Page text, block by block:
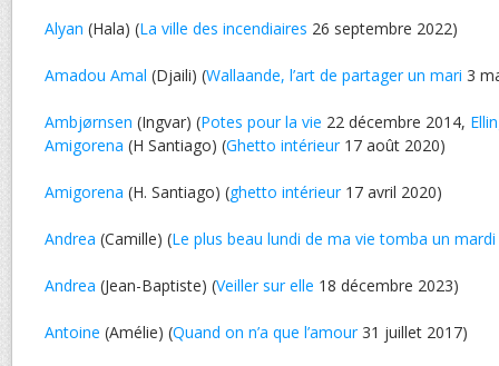
Alyan (Hala) (La ville des incendiaires 26 septembre 2022)
Amadou Amal (Djaili) (Wallaande, l’art de partager un mari 3
Ambjørnsen (Ingvar) (Potes pour la vie 22 décembre 2014,
Amigorena (H Santiago) (Ghetto intérieur17 août 2020)
Amigorena (H. Santiago) (ghetto intérieur17 avril 2020)
Andrea (Camille) (Le plus beau lundi de ma vie tomba un mardi
Andrea (Jean-Baptiste) (Veiller sur elle 18 décembre 2023)
Antoine (Amélie) (Quand on n’a que l’amour 31 juillet 2017)